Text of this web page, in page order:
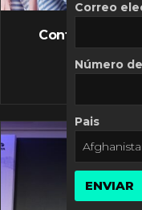
Controversia
Correo
Número
Pais
ENVIAR